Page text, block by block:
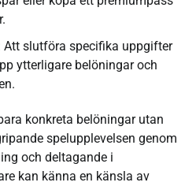
slutföra specifika uppgifter
ytterligare belöningar och
konkreta belöningar utan
spelupplevelsen genom
och deltagande i
kan känna en känsla av